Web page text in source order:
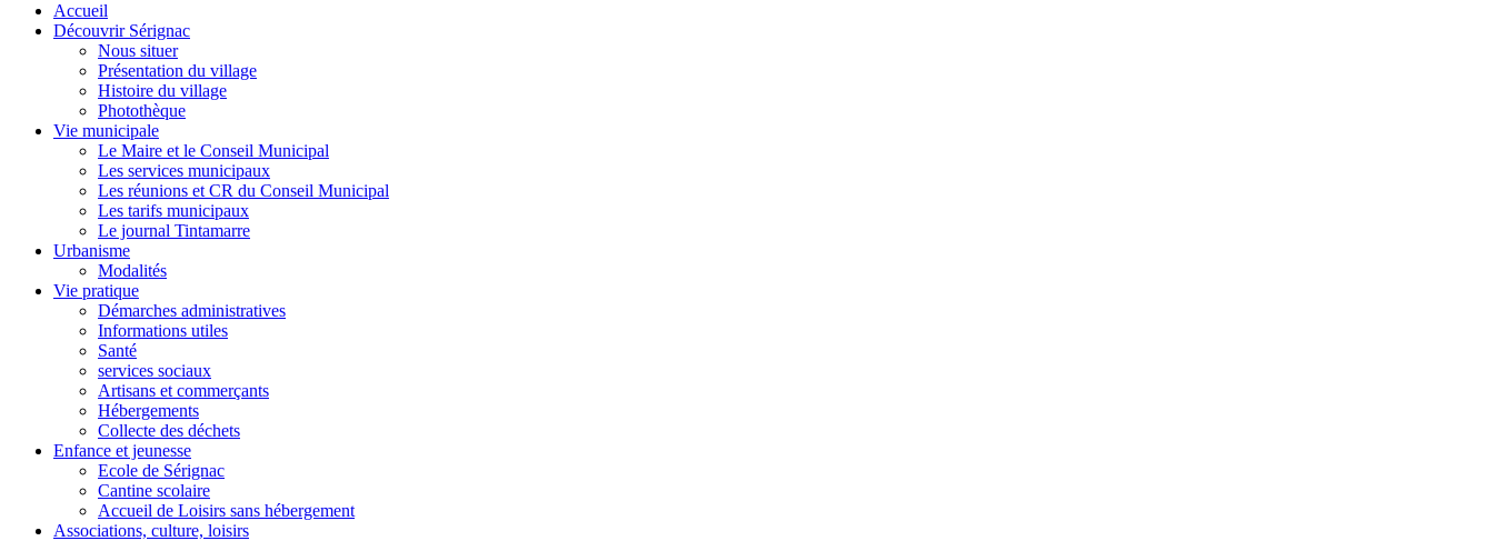
Accueil
Découvrir Sérignac
Nous situer
Présentation du village
Histoire du village
Photothèque
Vie municipale
Le Maire et le Conseil Municipal
Les services municipaux
Les réunions et CR du Conseil Municipal
Les tarifs municipaux
Le journal Tintamarre
Urbanisme
Modalités
Vie pratique
Démarches administratives
Informations utiles
Santé
services sociaux
Artisans et commerçants
Hébergements
Collecte des déchets
Enfance et jeunesse
Ecole de Sérignac
Cantine scolaire
Accueil de Loisirs sans hébergement
Associations, culture, loisirs